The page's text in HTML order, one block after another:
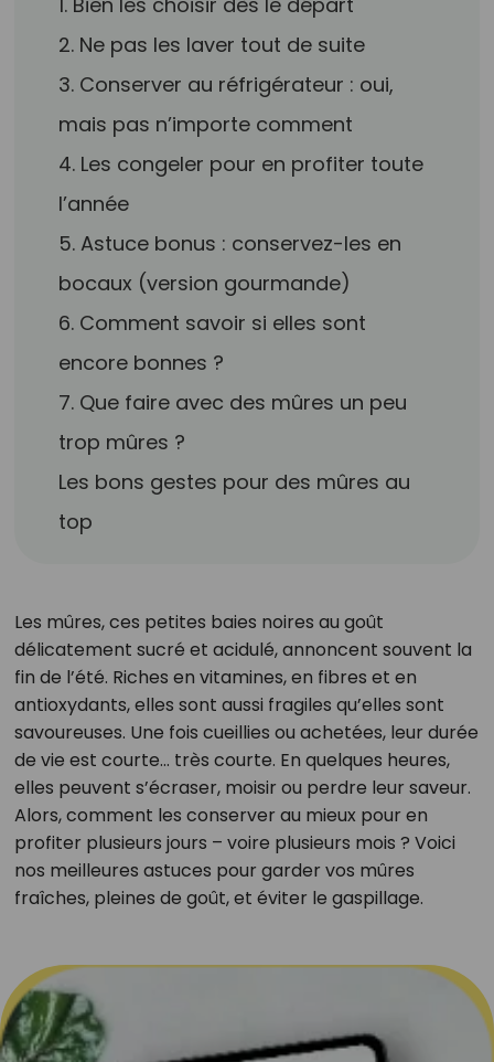
2. Ne pas les laver tout de suite
3. Conserver au réfrigérateur : oui,
mais pas n’importe comment
4. Les congeler pour en profiter toute
l’année
5. Astuce bonus : conservez-les en
bocaux (version gourmande)
6. Comment savoir si elles sont
encore bonnes ?
7. Que faire avec des mûres un peu
trop mûres ?
Les bons gestes pour des mûres au
top
Les mûres, ces petites baies noires au goût
délicatement sucré et acidulé, annoncent souvent la
fin de l’été. Riches en vitamines, en fibres et en
antioxydants, elles sont aussi fragiles qu’elles sont
savoureuses. Une fois cueillies ou achetées, leur durée
de vie est courte… très courte. En quelques heures,
elles peuvent s’écraser, moisir ou perdre leur saveur.
Alors, comment les conserver au mieux pour en
profiter plusieurs jours – voire plusieurs mois ? Voici
nos meilleures astuces pour garder vos mûres
fraîches, pleines de goût, et éviter le gaspillage.